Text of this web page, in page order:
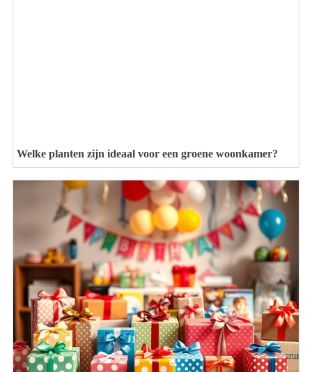
Welke planten zijn ideaal voor een groene woonkamer?